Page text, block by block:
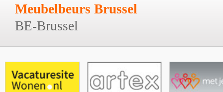
Meubelbeurs Brussel
BE-Brussel